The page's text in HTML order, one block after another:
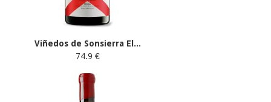
Viñedos de Sonsierra El...
74.9 €